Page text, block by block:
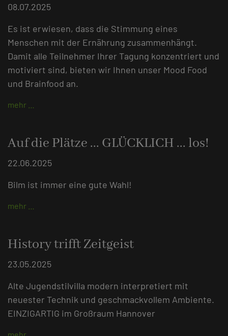
08.07.2025
Es ist erwiesen, dass die Stimmung eines
Menschen mit der Ernährung zusammenhängt.
Damit alle Teilnehmer Ihrer Tagung konzentriert und
motiviert sind, bieten wir Ihnen unser Mood Food
und Brainfood an.
mehr …
Auf die Plätze ... GLÜCKLICH ... los!
22.06.2025
Bilm ist immer eine gute Wahl!
mehr …
History trifft Zeitgeist
23.05.2025
Alte Jugendstilvilla modern interpretiert mit
neuester Technik und geschmackvollem Ambiente.
EINZIGARTIG im Großraum Hannover
mehr …